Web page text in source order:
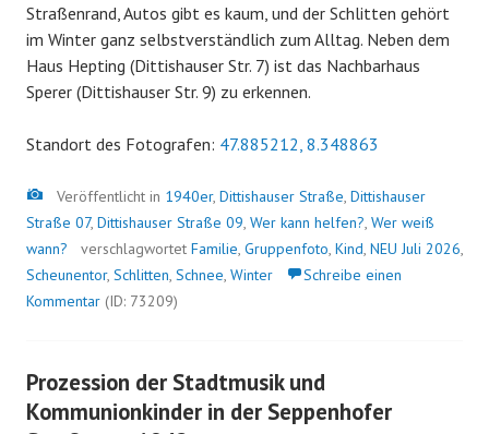
Straßenrand, Autos gibt es kaum, und der Schlitten gehört
im Winter ganz selbstverständlich zum Alltag. Neben dem
Haus Hepting (Dittishauser Str. 7) ist das Nachbarhaus
Sperer (Dittishauser Str. 9) zu erkennen.
Standort des Fotografen: 47.885212, 8.348863
Bild
Veröffentlicht in 1940er, Dittishauser Straße, Dittishauser
Straße 07, Dittishauser Straße 09, Wer kann helfen?, Wer weiß
wann?
verschlagwortet Familie, Gruppenfoto, Kind, NEU Juli 2026,
Scheunentor, Schlitten, Schnee, Winter
Schreibe einen
Kommentar (ID: 73209)
Prozession der Stadtmusik und
Kommunionkinder in der Seppenhofer